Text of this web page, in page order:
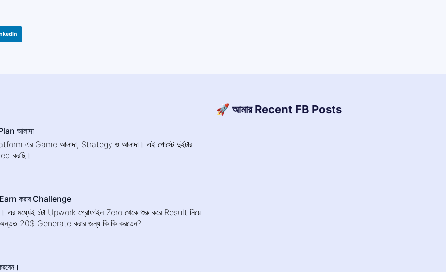
আলাদা
এর Game আলাদা, Strategy ও আলাদা। এই পোস্টে দুইটার
করছি।
করার Challenge
এর মধ্যেই ১টা Upwork প্রোফাইল Zero থেকে শুরু করে Result নিয়ে
20$ Generate করার জন্য কি কি করতেন?
🚀 আমার Recent FB Posts